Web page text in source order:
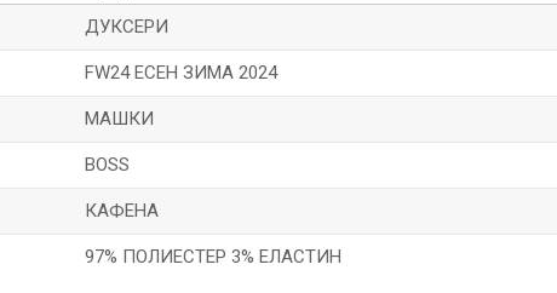
ДУКСЕРИ
FW24 ЕСЕН ЗИМА 2024
МАШКИ
BOSS
КАФЕНА
97% ПОЛИЕСТЕР 3% ЕЛАСТИН